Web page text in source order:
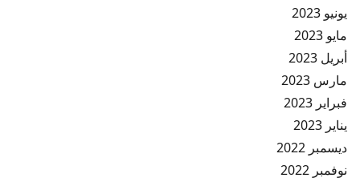
يونيو 2023
مايو 2023
أبريل 2023
مارس 2023
فبراير 2023
يناير 2023
ديسمبر 2022
نوفمبر 2022